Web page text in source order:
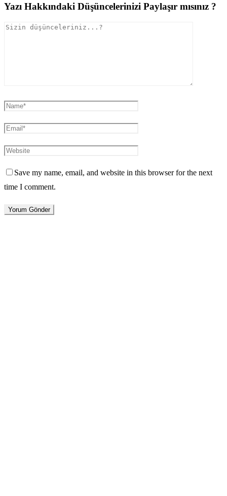
Yazı Hakkındaki Düşüncelerinizi Paylaşır mısınız ?
Save my name, email, and website in this browser for the next
time I comment.